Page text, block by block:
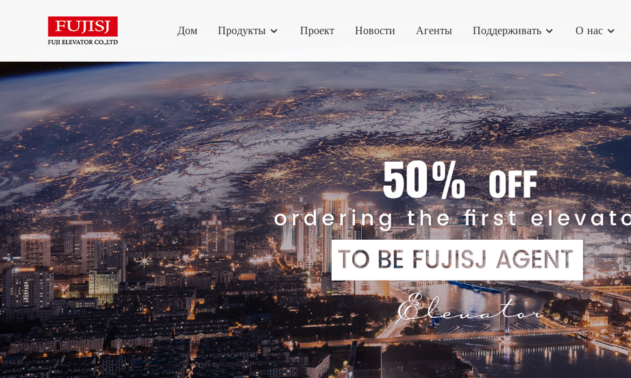
Дом Продукты Проект Новости Агенты Поддерживать О нас